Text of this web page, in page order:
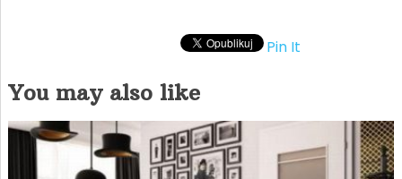
Pin It
You may also like